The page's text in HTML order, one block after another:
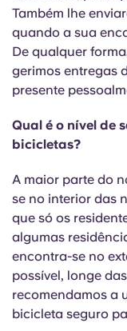
Também lhe
quando a sua
De qualquer
gerimos entregas
presente
Qual é o nível de
bicicletas?
A maior parte do
se no interior das
que só os
algumas
encontra-se no
possível, longe
recomendamos a
bicicleta seguro